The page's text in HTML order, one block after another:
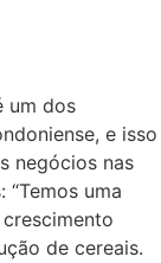
um dos
e isso
negócios nas
uma
de cereais.